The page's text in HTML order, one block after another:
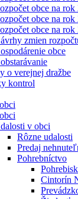
obce na
obce na
obce na
zmien
obce
o verejnej dražbe
kontrol
v obci
Rôzne udalosti
Predaj
Pohrebníctvo
Cintorín